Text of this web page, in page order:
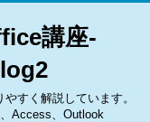
講座-
すく解説しています。
Access、Outlook